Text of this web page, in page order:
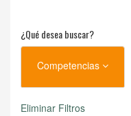
¿Qué desea buscar?
Competencias
Eliminar Filtros